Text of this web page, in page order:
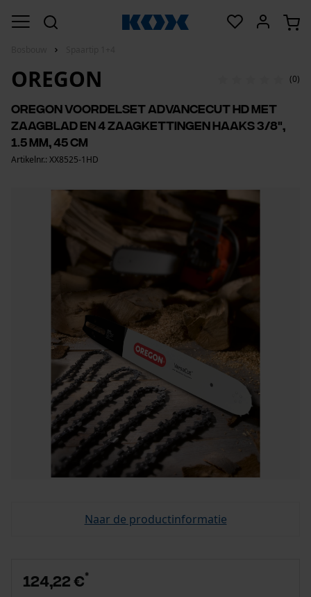
OREGON (0)
Oregon voordelset AdvanceCut HD met
zaagblad en 4 zaagkettingen haaks 3/8",
1.5 mm, 45 cm
Artikelnr.: XX8525-1HD
Naar de productinformatie
124,22 €*